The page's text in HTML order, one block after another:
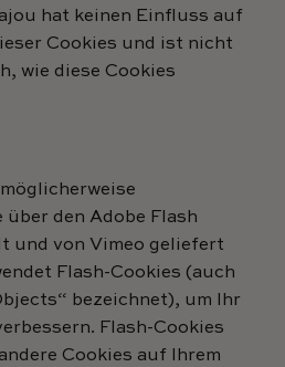
hat keinen Einfluss auf
Cookies und ist nicht
wie diese Cookies
den Adobe Flash
und von Vimeo geliefert
Flash-Cookies (auch
bezeichnet), um Ihr
Flash-Cookies
Cookies auf Ihrem